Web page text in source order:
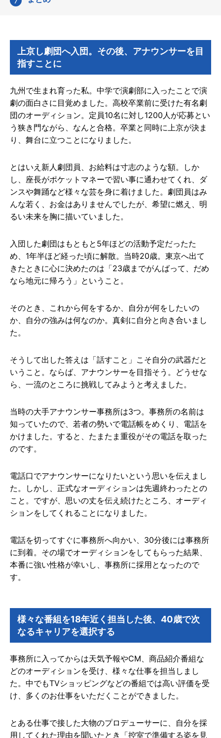
上京し劇団へ入団。その後、アナウンサーを目
指すことに
九州で生まれ育った私。中学で演劇部に入ったことで演
劇の面白さに目覚めました。高校卒業前に受けた有名劇
団のオーディション。定員10名に対し1200人が応募とい
う狭き門ながら、なんと合格。卒業と同時に上京が決ま
り、舞台に立つことになりました。
とはいえ新人劇団員、お給料は寸志のような額。しか
し、座長がポケットマネーで習い事に通わせてくれ、ダ
ンスや舞踊など様々な芸を身に着けました。劇団員はみ
んな若く、お金はありませんでしたが、希望に燃え、明
るい未来を胸に描いていました。
入団した劇団はもともと5年ほどの活動予定だったた
め、1年半ほど経った頃に解散。当時20歳。東京へ出て
きたときに心に決めたのは「23歳までがんばって、だめ
なら地元に帰ろう」ということ。
そのとき、これから何をするか、自分が何をしたいの
か、自分の強みは何なのか。真剣に自分と向き合いまし
た。
そうして出した答えは「話すこと」こそ自分の武器だと
いうこと。ならば、アナウンサーを目指そう。どうせな
ら、一流のところに挑戦してみようと考えました。
当時の大手アナウンサー事務所は3つ。事務所の名前は
知っていたので、若者の勢いで電話帳をめくり、電話を
かけました。すると、たまたま重役がその電話を取った
のです。
電話口でアナウンサーになりたいという思いを伝えまし
た。しかし、正式なオーディションは先週終わったとの
こと。ですが、思いの丈を伝え続けたところ、オーディ
ションをしてくれることになりました。
電話を切ってすぐに事務所へ向かい、30分後には事務所
に到着。その場でオーディションをしてもらった結果、
本番に強い性格が幸いし、事務所に採用となったので
す。
様々な番組を18年近く担当した後、40歳で次
なるキャリアを選択する
事務所に入ってからは天気予報やCM、商品紹介番組な
どのオーディションを受け、様々な仕事を担当しまし
た。中でもTVショッピングなどの番組では高い評価を受
け、多くのお仕事をいただくことができました。
とある仕事で接した大物のプロデューサーに、自分を採
用してくれた理由を聞いたとき「控室で準備する姿を見